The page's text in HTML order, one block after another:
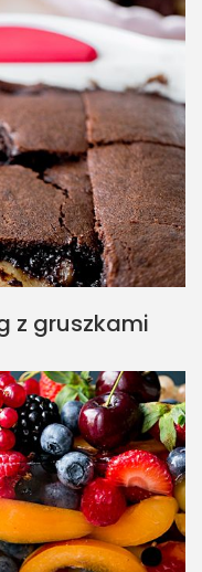
z gruszkami